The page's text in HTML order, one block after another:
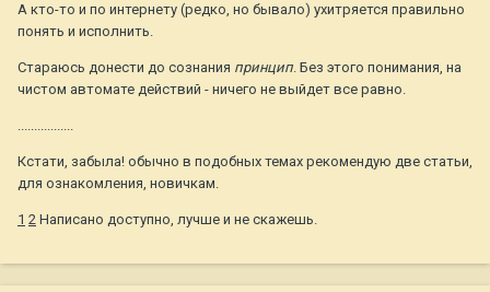
А кто-то и по интернету (редко, но бывало) ухитряется правильно
понять и исполнить.
Стараюсь донести до сознания принцип. Без этого понимания, на
чистом автомате действий - ничего не выйдет все равно.
.................
Кстати, забыла! обычно в подобных темах рекомендую две статьи,
для ознакомления, новичкам.
1 2 Написано доступно, лучше и не скажешь.